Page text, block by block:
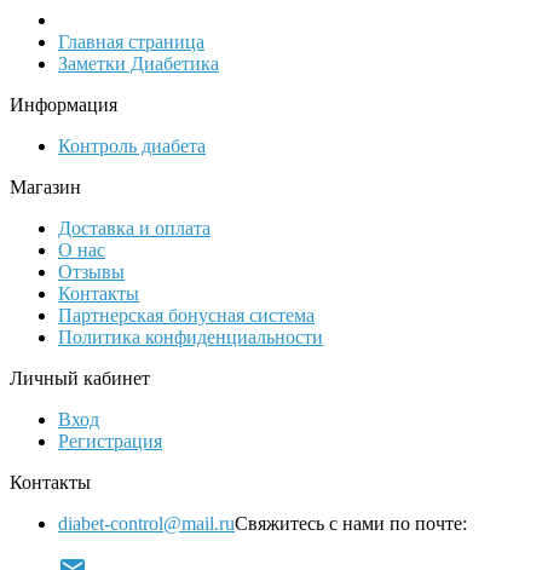
Главная страница
Заметки Диабетика
Информация
Контроль диабета
Магазин
Доставка и оплата
О нас
Отзывы
Контакты
Партнерская бонусная система
Политика конфиденциальности
Личный кабинет
Вход
Регистрация
Контакты
diabet-control@mail.ruСвяжитесь с нами по почте: